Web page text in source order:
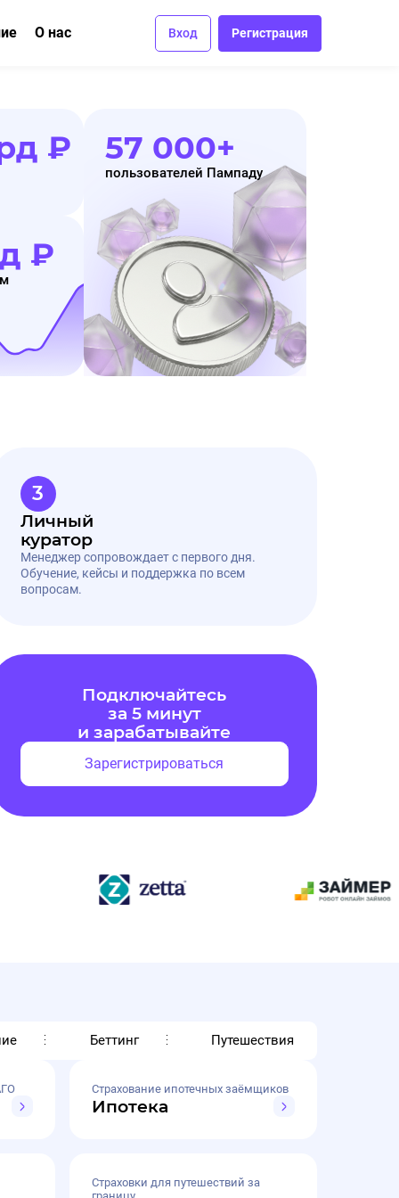
О нас
Контакты
Вход Регистрация
₽
₽
57 000+
пользователей Пампаду
3
Личный
куратор
Менеджер сопровождает с первого дня.
Обучение, кейсы и поддержка по всем
вопросам.
Подключайтесь
за 5 минут
и зарабатывайте
Зарегистрироваться
Беттинг Путешествия
Страхование ипотечных заёмщиков
Ипотека
Страховки для путешествий за